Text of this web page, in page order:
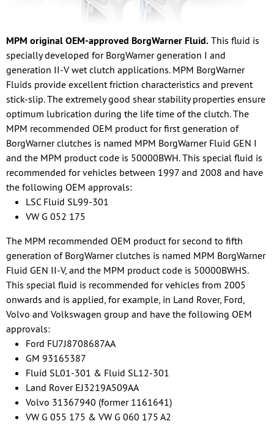
MPM original OEM-approved BorgWarner Fluid. This fluid is
specially developed for BorgWarner generation I and
generation II-V wet clutch applications. MPM BorgWarner
Fluids provide excellent friction characteristics and prevent
stick-slip. The extremely good shear stability properties ensure
optimum lubrication during the life time of the clutch. The
MPM recommended OEM product for first generation of
BorgWarner clutches is named MPM BorgWarner Fluid GEN I
and the MPM product code is 50000BWH. This special fluid is
recommended for vehicles between 1997 and 2008 and have
the following OEM approvals:
LSC Fluid SL99-301
VW G 052 175
The MPM recommended OEM product for second to fifth
generation of BorgWarner clutches is named MPM BorgWarner
Fluid GEN II-V, and the MPM product code is 50000BWHS.
This special fluid is recommended for vehicles from 2005
onwards and is applied, for example, in Land Rover, Ford,
Volvo and Volkswagen group and have the following OEM
approvals:
Ford FU7J8708687AA
GM 93165387
Fluid SL01-301 & Fluid SL12-301
Land Rover EJ3219A509AA
Volvo 31367940 (former 1161641)
VW G 055 175 & VW G 060 175 A2